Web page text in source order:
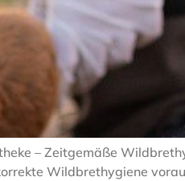
– Zeitgemäße
Wildbrethygiene